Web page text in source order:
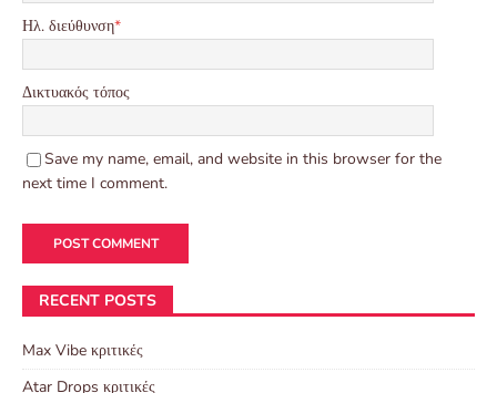
Ηλ. διεύθυνση*
Δικτυακός τόπος
Save my name, email, and website in this browser for the
next time I comment.
RECENT POSTS
Max Vibe κριτικές
Atar Drops κριτικές